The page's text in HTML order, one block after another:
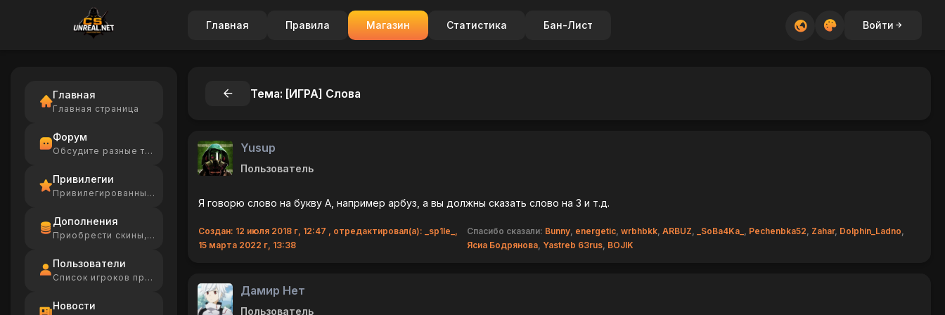
Главная Правила Магазин Статистика Бан-Лист Войти
Главная
Главная страница
Форум
Обсудите разные темы
Привилегии
Привилегированные игроки
Дополнения
Приобрести скины, Ammo
Пользователи
Список игроков проекта
Новости
Тема: [ИГРА] Слова
Yusup
Пользователь
Я говорю слово на букву А, например арбуз, а вы должны сказать слово на З и т.д.
Создан: 12 июля 2018 г, 12:47 , отредактировал(а): _sp1le_,
15 марта 2022 г, 13:38
Спасибо сказали: Bunny, energetic, wrbhbkk, ARBUZ, _SoBa4Ka_ , Pechenbka52, Zahar, Dolphin_Ladno,
Ясиа Бодрянова, Yastreb 63rus, BOJIK
Дамир Нет
Пользователь